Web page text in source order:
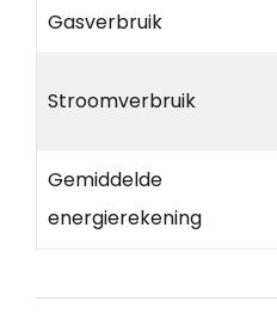
Gasverbruik
Stroomverbruik
Gemiddelde
energierekening